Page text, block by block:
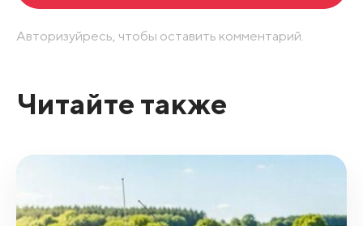
Авторизуйресь, чтобы оставить комментарий.
Читайте также